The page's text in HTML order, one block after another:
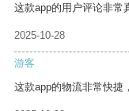
这款app的用户评论非常
2025-10-28
游客
这款app的物流非常快捷